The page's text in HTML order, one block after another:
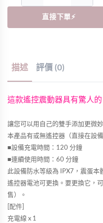
直接下單⚡
描述 評價 (0)
這款遙控震動器具有驚人
讓您可以用自己的雙手添加更微妙
本產品有或無遙控器（直接在設
■設備充電時間：120 分鐘
■連續使用時間：60 分鐘
此設備防水等級為 IPX7，震蛋本
遙控器電池可更換。要更換它，
售）。
[配件]
充電線 x 1